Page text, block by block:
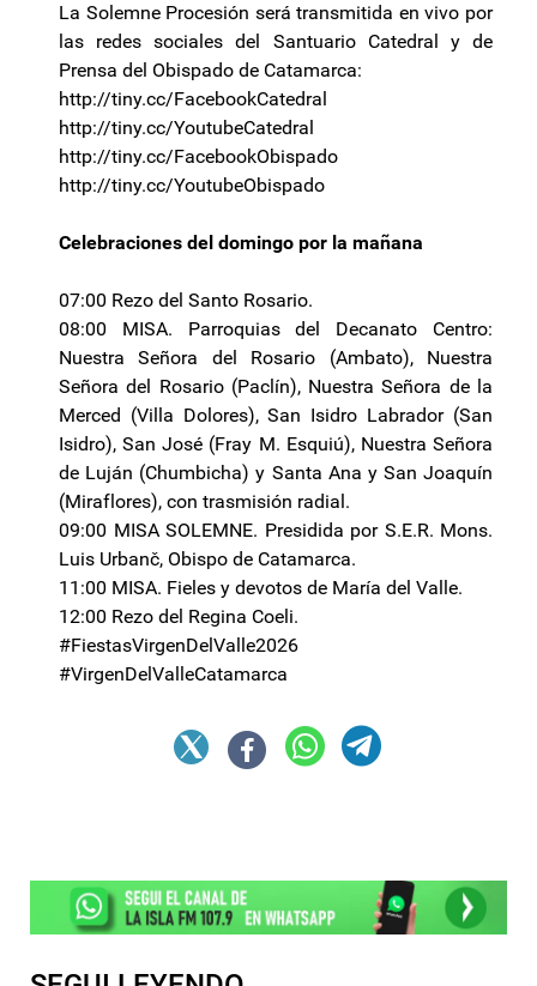
La Solemne Procesión será transmitida en vivo por
las redes sociales del Santuario Catedral y de
Prensa del Obispado de Catamarca:
http://tiny.cc/FacebookCatedral
http://tiny.cc/YoutubeCatedral
http://tiny.cc/FacebookObispado
http://tiny.cc/YoutubeObispado
Celebraciones del domingo por la mañana
07:00 Rezo del Santo Rosario.
08:00 MISA. Parroquias del Decanato Centro:
Nuestra Señora del Rosario (Ambato), Nuestra
Señora del Rosario (Paclín), Nuestra Señora de la
Merced (Villa Dolores), San Isidro Labrador (San
Isidro), San José (Fray M. Esquiú), Nuestra Señora
de Luján (Chumbicha) y Santa Ana y San Joaquín
(Miraflores), con trasmisión radial.
09:00 MISA SOLEMNE. Presidida por S.E.R. Mons.
Luis Urbanč, Obispo de Catamarca.
11:00 MISA. Fieles y devotos de María del Valle.
12:00 Rezo del Regina Coeli.
#FiestasVirgenDelValle2026
#VirgenDelValleCatamarca